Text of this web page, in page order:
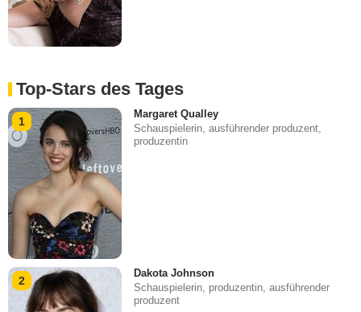
Top-Stars des Tages
1
Margaret Qualley
Schauspielerin, ausführender produzent,
produzentin
2
Dakota Johnson
Schauspielerin, produzentin, ausführender
produzent